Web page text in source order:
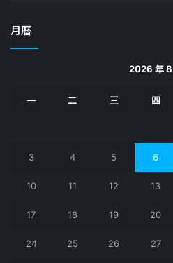
月曆
2026 年 8
一 二 三 四
3 4 5 6
10 11 12 13
17 18 19 20
24 25 26 27